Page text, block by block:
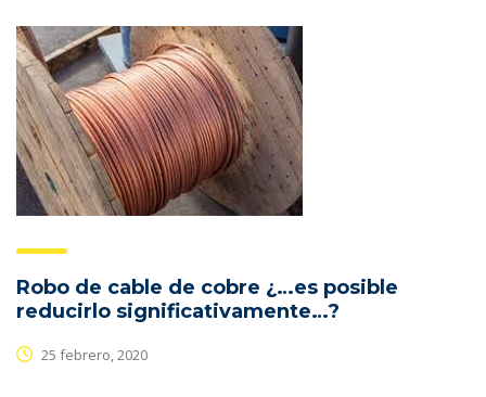
Robo de cable de cobre ¿…es posible
reducirlo significativamente…?
25 febrero, 2020